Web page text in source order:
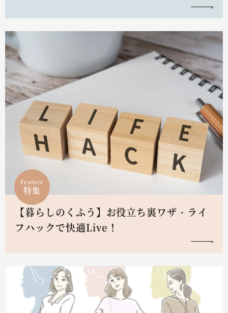
Feature
特集
【暮らしのくふう】お役立ち裏ワザ・ライ
フハックで快適Live！